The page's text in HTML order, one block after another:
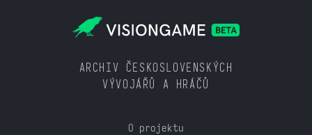
ARCHIV ČESKOSLOVENSKÝCH
VÝVOJÁŘŮ A HRÁČŮ
O projektu